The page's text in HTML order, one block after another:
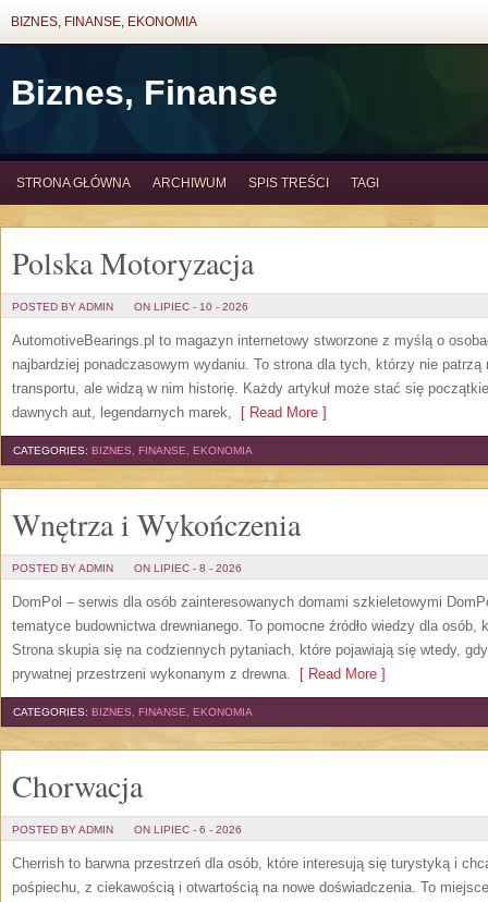
BIZNES, FINANSE, EKONOMIA
Biznes, Finanse
STRONA GŁÓWNA ARCHIWUM SPIS TREŚCI TAGI
Polska Motoryzacja
POSTED BY ADMIN ON LIPIEC - 10 - 2026
AutomotiveBearings.pl to magazyn internetowy stworzone z myślą o
najbardziej ponadczasowym wydaniu. To strona dla tych, którzy nie patrzą
transportu, ale widzą w nim historię. Każdy artykuł może stać się
dawnych aut, legendarnych marek, [ Read More ]
CATEGORIES: BIZNES, FINANSE, EKONOMIA
Wnętrza i Wykończenia
POSTED BY ADMIN ON LIPIEC - 8 - 2026
DomPol – serwis dla osób zainteresowanych domami szkieletowymi
tematyce budownictwa drewnianego. To pomocne źródło wiedzy dla
Strona skupia się na codziennych pytaniach, które pojawiają się wtedy,
prywatnej przestrzeni wykonanym z drewna. [ Read More ]
CATEGORIES: BIZNES, FINANSE, EKONOMIA
Chorwacja
POSTED BY ADMIN ON LIPIEC - 6 - 2026
Cherrish to barwna przestrzeń dla osób, które interesują się turystyką i
pośpiechu, z ciekawością i otwartością na nowe doświadczenia. To